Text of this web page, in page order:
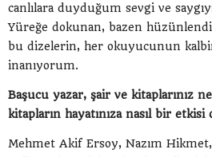
canlılara duyduğum sevgi ve
Yüreğe dokunan, bazen
bu dizelerin, her okuyucunun
inanıyorum.
Başucu yazar, şair ve kitaplarınız
kitapların hayatınıza nasıl bir etkisi
Mehmet Akif Ersoy, Nazım